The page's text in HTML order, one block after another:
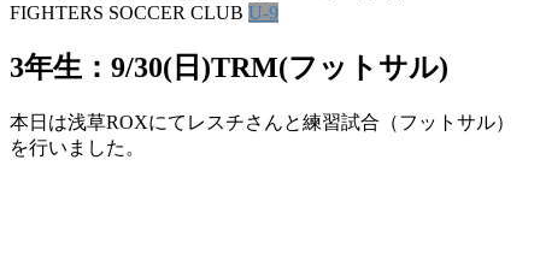
FIGHTERS SOCCER CLUB U-9
3年生：9/30(日)TRM(フットサル)
本日は浅草ROXにてレスチさんと練習試合（フットサル）
を行いました。